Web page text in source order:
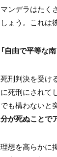
マンデラはたく
しょう。これは
「自由で平等な
死刑判決を受け
に死刑にされて
でも構わないと
分が死ぬことで
理想を高らかに